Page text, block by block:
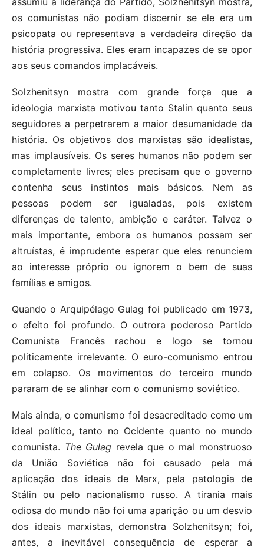
os comunistas não podiam discernir se ele era um
psicopata ou representava a verdadeira direção da
história progressiva. Eles eram incapazes de se opor
aos seus comandos implacáveis.
Solzhenitsyn mostra com grande força que a
ideologia marxista motivou tanto Stalin quanto seus
seguidores a perpetrarem a maior desumanidade da
história. Os objetivos dos marxistas são idealistas,
mas implausíveis. Os seres humanos não podem ser
completamente livres; eles precisam que o governo
contenha seus instintos mais básicos. Nem as
pessoas podem ser igualadas, pois existem
diferenças de talento, ambição e caráter. Talvez o
mais importante, embora os humanos possam ser
altruístas, é imprudente esperar que eles renunciem
ao interesse próprio ou ignorem o bem de suas
famílias e amigos.
Quando o Arquipélago Gulag foi publicado em 1973,
o efeito foi profundo. O outrora poderoso Partido
Comunista Francês rachou e logo se tornou
politicamente irrelevante. O euro-comunismo entrou
em colapso. Os movimentos do terceiro mundo
pararam de se alinhar com o comunismo soviético.
Mais ainda, o comunismo foi desacreditado como um
ideal político, tanto no Ocidente quanto no mundo
comunista. The Gulag revela que o mal monstruoso
da União Soviética não foi causado pela má
aplicação dos ideais de Marx, pela patologia de
Stálin ou pelo nacionalismo russo. A tirania mais
odiosa do mundo não foi uma aparição ou um desvio
dos ideais marxistas, demonstra Solzhenitsyn; foi,
antes, a inevitável consequência de esperar a